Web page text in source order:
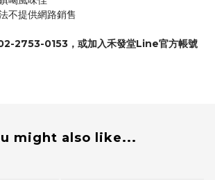
不提供網路銷售
2753-0153，或加入禾發堂Line官方帳號
might also like...